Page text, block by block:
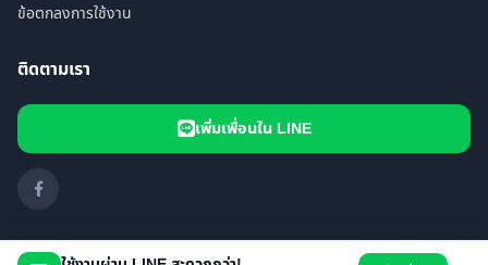
ข้อตกลงการใช้งาน
ติดตามเรา
เพิ่มเพื่อนใน LINE